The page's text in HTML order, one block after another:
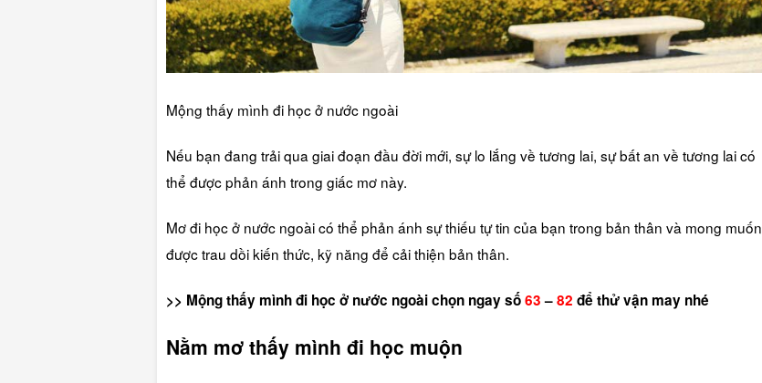
Mộng thấy mình đi học ở nước ngoài
Nếu bạn đang trải qua giai đoạn đầu đời mới, sự lo lắng về tương lai, sự bất an về tương lai có
thể được phản ánh trong giấc mơ này.
Mơ đi học ở nước ngoài có thể phản ánh sự thiếu tự tin của bạn trong bản thân và mong muốn
được trau dồi kiến thức, kỹ năng để cải thiện bản thân.
>> Mộng thấy mình đi học ở nước ngoài chọn ngay số63–82 để thử vận may nhé
Nằm mơ thấy mình đi học muộn